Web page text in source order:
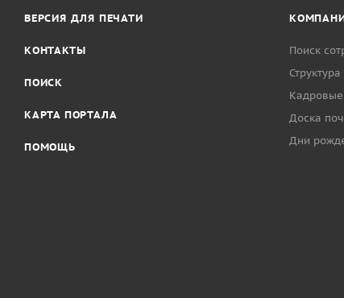
ВЕРСИЯ ДЛЯ ПЕЧАТИ
КОНТАКТЫ
ПОИСК
КАРТА ПОРТАЛА
ПОМОЩЬ
Поиск
Доска
Дни